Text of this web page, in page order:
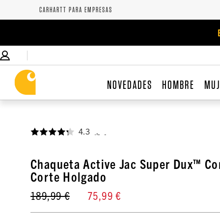
CARHARTT PARA EMPRESAS
NOVEDADES HOMBRE
4.3
Chaqueta Active Jac Super Dux™
Corte Holgado
189,99 € 75,99 €